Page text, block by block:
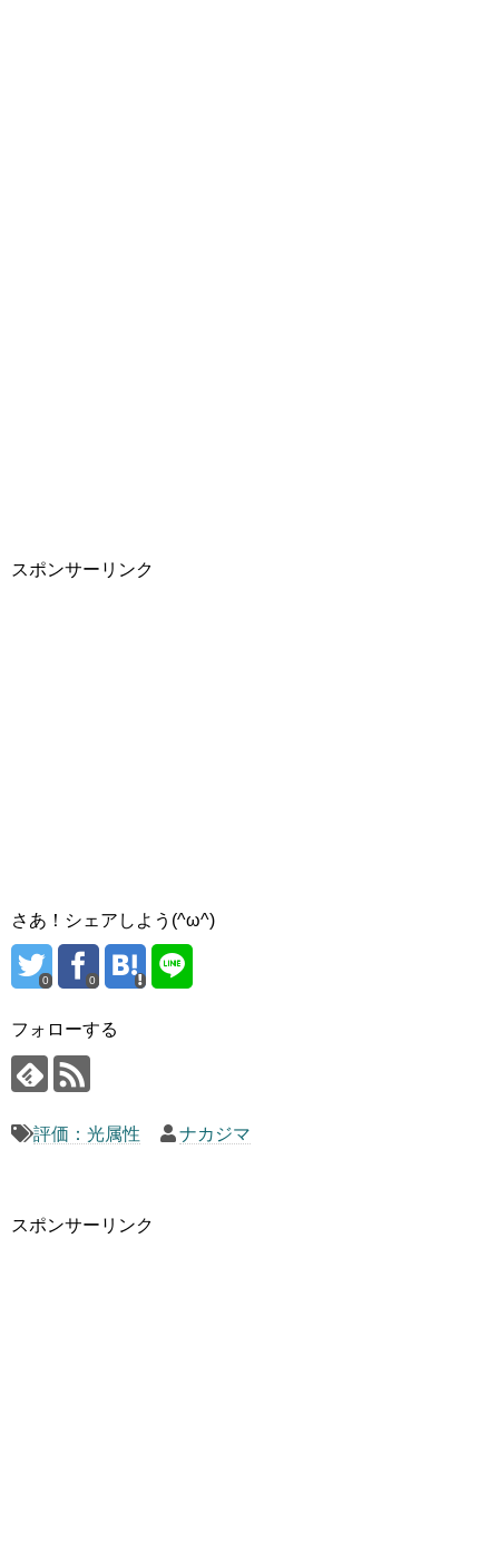
スポンサーリンク
さあ！シェアしよう(^ω^)
0 0
フォローする
評価：光属性 ナカジマ
スポンサーリンク